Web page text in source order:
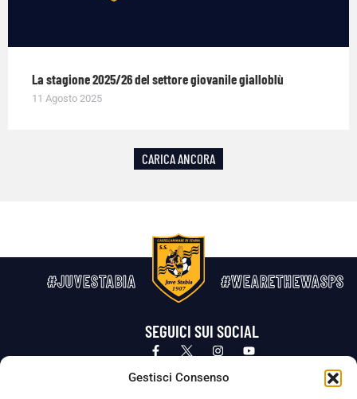
Gestisci Consenso
La stagione 2025/26 del settore giovanile gialloblù
11 Agosto 2025
CARICA ANCORA
#JUVESTABIA #WEARETHEWASPS
SEGUICI SUI SOCIAL
Privacy Policy Cookie Policy